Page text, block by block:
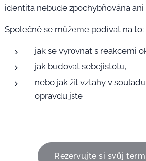
identita nebude zpochybňována ani
Společně se můžeme podívat na to:
jak se vyrovnat s reakcemi
jak budovat sebejistotu,
nebo jak žít vztahy v
opravdu jste
Rezervujte si svůj